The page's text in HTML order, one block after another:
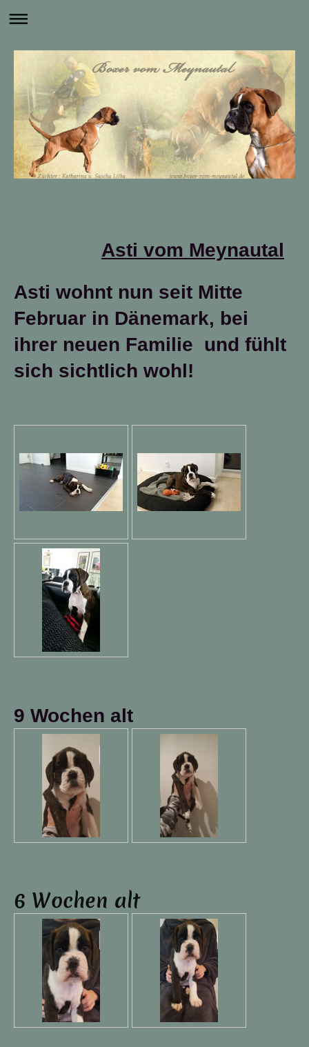
Asti vom Meynautal
Asti wohnt nun seit Mitte
Februar in Dänemark, bei
ihrer neuen Familie und fühlt
sich sichtlich wohl!
9 Wochen alt
6 Wochen alt